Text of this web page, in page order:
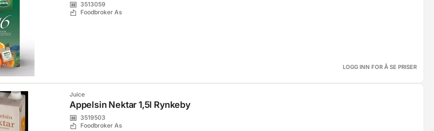
3513059
Foodbroker As
LOGG INN FOR Å SE PRISER
Juice
Appelsin Nektar 1,5l Rynkeby
3519503
Foodbroker As